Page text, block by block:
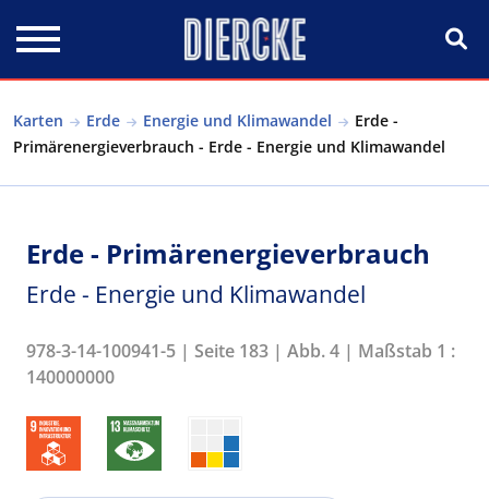
Karten Erde Energie und Klimawandel
Erde -
Primärenergieverbrauch - Erde - Energie und Klimawandel
Erde - Primärenergieverbrauch
Erde - Energie und Klimawandel
978-3-14-100941-5 | Seite 183 | Abb. 4 | Maßstab 1 :
140000000